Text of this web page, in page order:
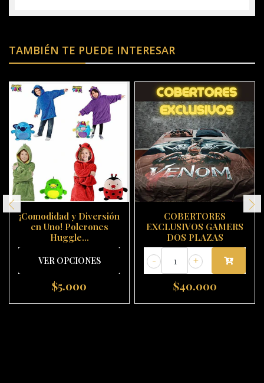
TAMBIÉN TE PUEDE INTERESAR
¡Comodidad y Diversión
en Uno! Polerones
Huggle...
VER OPCIONES
$5.000
COBERTORES
EXCLUSIVOS GAMERS
DOS PLAZAS
+
-
$40.000